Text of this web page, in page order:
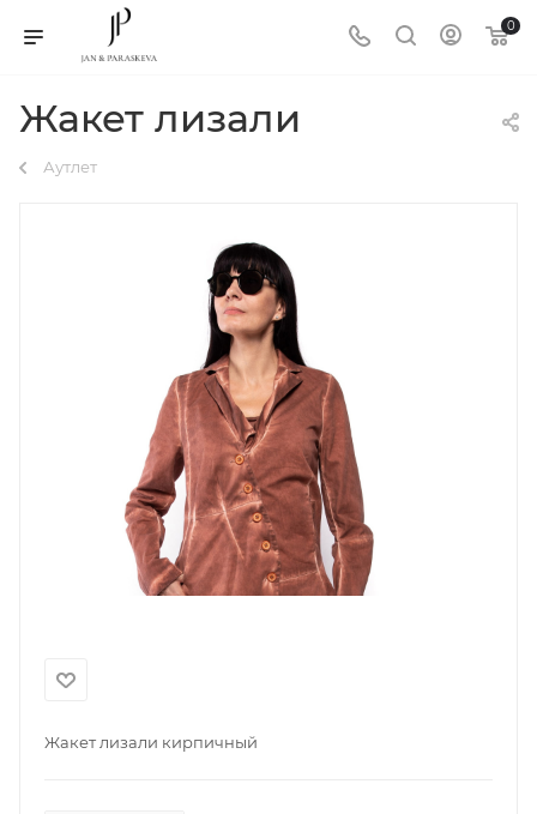
0
Жакет лизали
Аутлет
Жакет лизали кирпичный